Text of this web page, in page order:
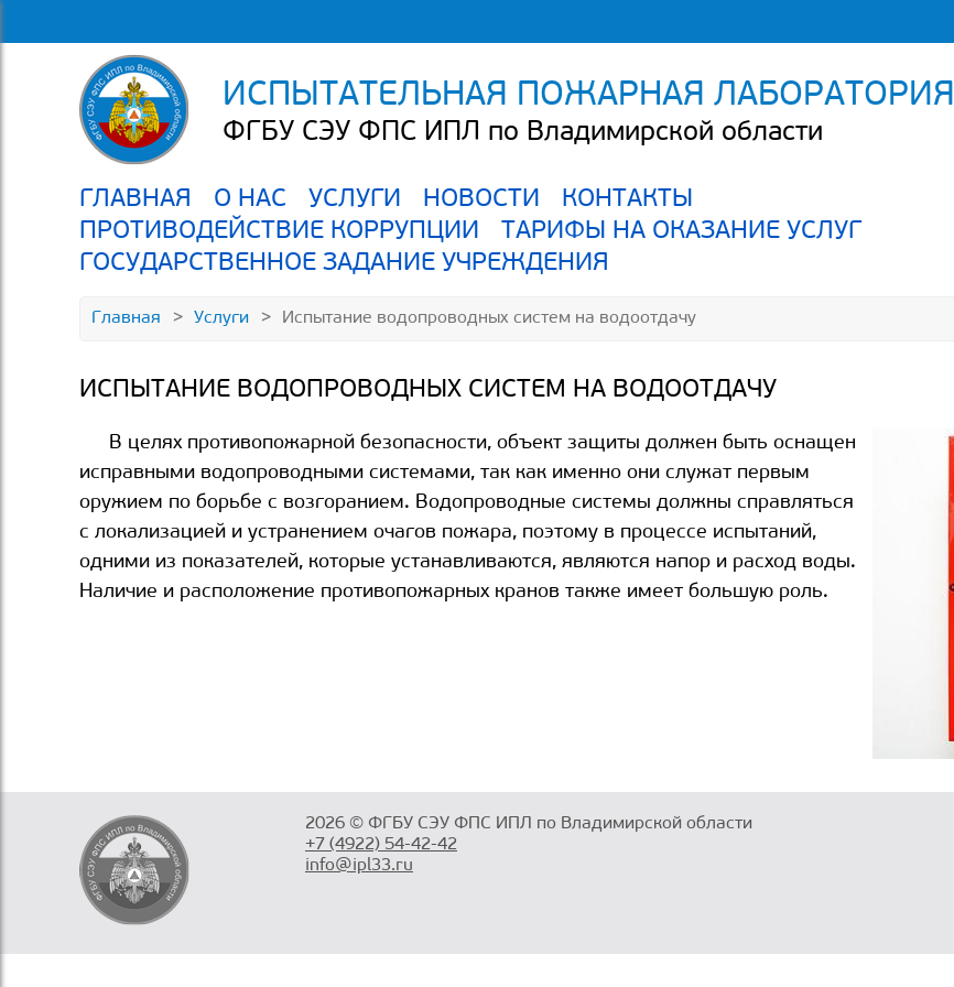
ИСПЫТАТЕЛЬНАЯ ПОЖАРНАЯ ЛАБОРАТОРИЯ
ФГБУ СЭУ ФПС ИПЛ по Владимирской области
ГЛАВНАЯ О НАС УСЛУГИ НОВОСТИ
КОНТАКТЫ
ПРОТИВОДЕЙСТВИЕ КОРРУПЦИИ
ТАРИФЫ НА ОКАЗАНИЕ УСЛУГ
ГОСУДАРСТВЕННОЕ ЗАДАНИЕ УЧРЕЖДЕНИЯ
Главная Услуги Испытание водопроводных систем на водоотдачу
ИСПЫТАНИЕ ВОДОПРОВОДНЫХ СИСТЕМ НА ВОДООТДАЧУ
В целях противопожарной безопасности, объект защиты должен быть оснащен
исправными водопроводными системами, так как именно они служат первым
оружием по борьбе с возгоранием. Водопроводные системы должны справляться
с локализацией и устранением очагов пожара, поэтому в процессе испытаний,
одними из показателей, которые устанавливаются, являются напор и расход воды.
Наличие и расположение противопожарных кранов также имеет большую роль.
2026 © ФГБУ СЭУ ФПС ИПЛ по Владимирской области
+7 (4922) 54-42-42
info@ipl33.ru